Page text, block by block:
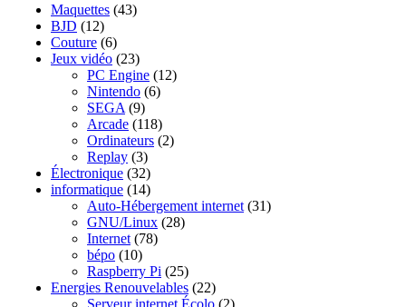
Maquettes (43)
BJD (12)
Couture (6)
Jeux vidéo (23)
PC Engine (12)
Nintendo (6)
SEGA (9)
Arcade (118)
Ordinateurs (2)
Replay (3)
Électronique (32)
informatique (14)
Auto-Hébergement internet (31)
GNU/Linux (28)
Internet (78)
bépo (10)
Raspberry Pi (25)
Energies Renouvelables (22)
Serveur internet Écolo (2)